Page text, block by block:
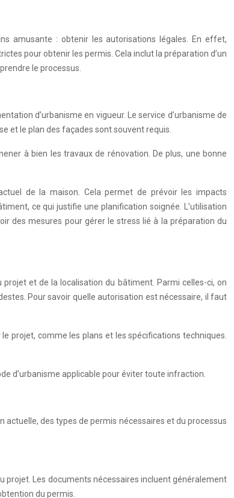
amusante : obtenir les autorisations légales. En effet,
pour obtenir les permis. Cela inclut la préparation d’un
le processus.
d’urbanisme en vigueur. Le service d’urbanisme de
et le plan des façades sont souvent requis.
à bien les travaux de rénovation. De plus, une bonne
de la maison. Cela permet de prévoir les impacts
ce qui justifie une planification soignée. L’utilisation
des mesures pour gérer le stress lié à la préparation du
et de la localisation du bâtiment. Parmi celles-ci, on
Pour savoir quelle autorisation est nécessaire, il faut
projet, comme les plans et les spécifications techniques.
d’urbanisme applicable pour éviter toute infraction.
des types de permis nécessaires et du processus
projet. Les documents nécessaires incluent généralement
du permis.